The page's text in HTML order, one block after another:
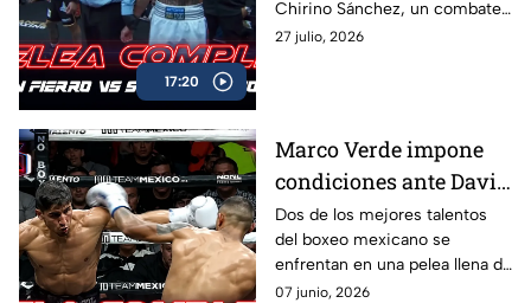
17:20
Chirino Sánchez, un combate
lleno de intensidad,
27 julio, 2026
Marco Verde impone
condiciones ante David
Camacho en una
intensa batalla de Box
Azteca
Dos de los mejores talentos
del boxeo mexicano se
enfrentan en una pelea llena de
acción, potencia y grandes
07 junio, 2026